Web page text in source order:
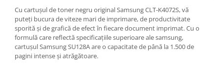
Cu cartușul de toner negru original Samsung CLT-K4072S, vă
puteți bucura de viteze mari de imprimare, de productivitate
sporită și de grafică de efect în fiecare document imprimat. Cu o
formulă care reflectă specificațiile superioare ale samsung,
cartușul Samsung SU128A are o capacitate de până la 1.500 de
pagini intense și atrăgătoare.